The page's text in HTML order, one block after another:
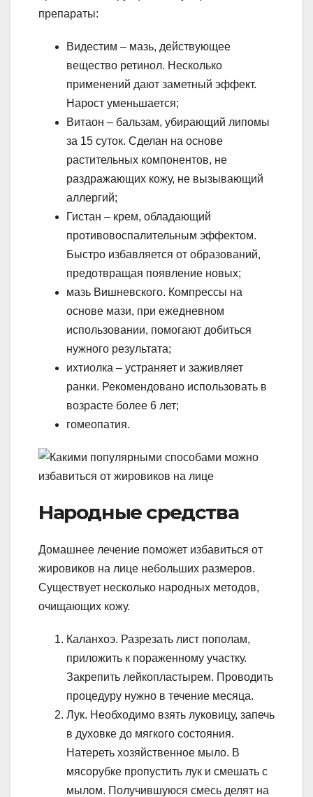
препараты:
Видестим – мазь, действующее
вещество ретинол. Несколько
применений дают заметный эффект.
Нарост уменьшается;
Витаон – бальзам, убирающий липомы
за 15 суток. Сделан на основе
растительных компонентов, не
раздражающих кожу, не вызывающий
аллергий;
Гистан – крем, обладающий
противовоспалительным эффектом.
Быстро избавляется от образований,
предотвращая появление новых;
мазь Вишневского. Компрессы на
основе мази, при ежедневном
использовании, помогают добиться
нужного результата;
ихтиолка – устраняет и заживляет
ранки. Рекомендовано использовать в
возрасте более 6 лет;
гомеопатия.
Народные средства
Домашнее лечение поможет избавиться от
жировиков на лице небольших размеров.
Существует несколько народных методов,
очищающих кожу.
Каланхоэ. Разрезать лист пополам,
приложить к пораженному участку.
Закрепить лейкопластырем. Проводить
процедуру нужно в течение месяца.
Лук. Необходимо взять луковицу, запечь
в духовке до мягкого состояния.
Натереть хозяйственное мыло. В
мясорубке пропустить лук и смешать с
мылом. Получившуюся смесь делят на